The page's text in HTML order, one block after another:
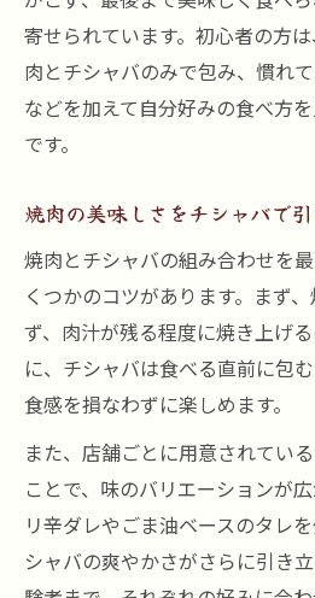
密
焼肉とチシャバの組み
焼肉をチシャバと楽し
焼肉の脂をチシャバが
焼肉体験が変わるチシ
焼肉をチシャバで食べ
焼肉の味に深みを与
焼肉体験を変えるチシャバ
焼肉とチシャバで体験
ア
焼肉をチシャバで包む
焼肉好きが実践するチ
寄せられています。初心者の方
肉とチシャバのみで包み、慣れ
などを加えて自分好みの食べ方
です。
焼肉の美味しさをチシャバで
焼肉とチシャバの組み合わせを
くつかのコツがあります。まず
ず、肉汁が残る程度に焼き上げ
に、チシャバは食べる直前に包
食感を損なわずに楽しめます。
また、店舗ごとに用意されてい
ことで、味のバリエーションが
リ辛ダレやごま油ベースのタレ
シャバの爽やかさがさらに引き